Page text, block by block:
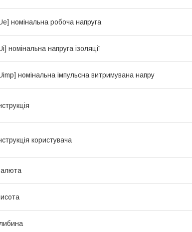
номінальна робоча напруга
номінальна напруга ізоляції
номінальна імпульсна витримувана напру
користувача